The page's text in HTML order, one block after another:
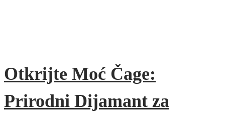
Otkrijte Moć Čage:
Prirodni Dijamant za